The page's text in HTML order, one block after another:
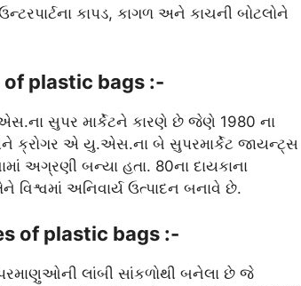
કાપડ, કાગળ અને કાચની બોટલોને
of plastic bags :-
સુપર માર્કેટને કારણે છે જેણે 1980 ના
ક્રોગર એ યુ.એસ.ના બે સુપરમાર્કેટ જાયન્ટ્સ
અગ્રણી બન્યા હતા. 80ના દાયકાના
અનિવાર્ય ઉત્પાદન બનાવે છે.
of plastic bags :-
પરમાણુઓની લાંબી સાંકળોથી બનેલા છે જે